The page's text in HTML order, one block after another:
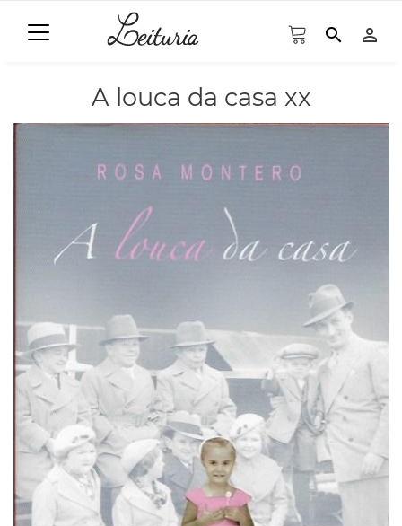
search person_outline
A louca da casa xx